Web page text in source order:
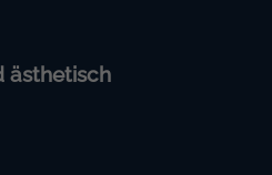
ästhetisch